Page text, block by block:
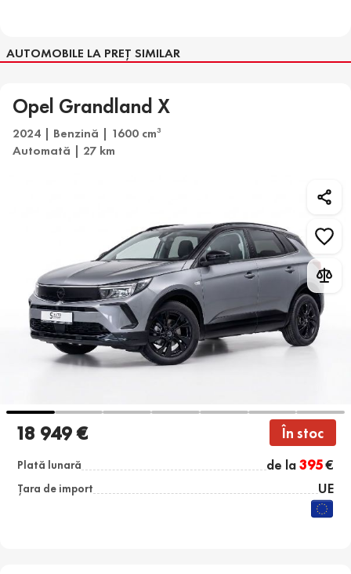
AUTOMOBILE LA PREȚ SIMILAR
Opel Grandland X
2024 | Benzină | 1600 cm3
Automată | 27 km
18 949 € În stoc
Plată lunară de la395€
Țara de import UE